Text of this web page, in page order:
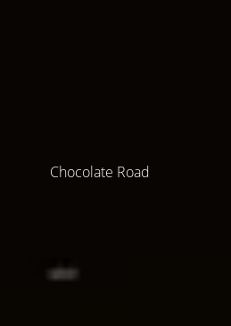
Chocolate Road